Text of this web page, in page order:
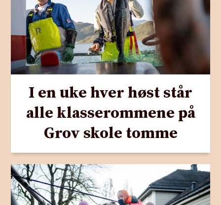
I en uke hver høst står
alle klasserommene på
Grov skole tomme